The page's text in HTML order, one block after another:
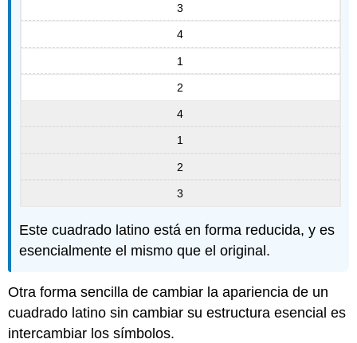
3
4
1
2
4
1
2
3
Este cuadrado latino está en forma reducida, y es
esencialmente el mismo que el original.
Otra forma sencilla de cambiar la apariencia de un
cuadrado latino sin cambiar su estructura esencial es
intercambiar los símbolos.